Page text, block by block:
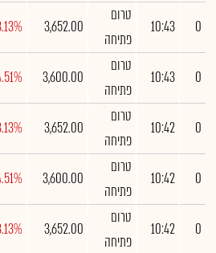
0
10:43
טרום
פתיחה
3,652.00
0
10:43
טרום
פתיחה
3,600.00
0
10:42
טרום
פתיחה
3,652.00
0
10:42
טרום
פתיחה
3,600.00
0
10:42
טרום
פתיחה
3,652.00